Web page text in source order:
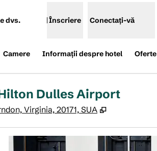
dvs. Înscriere Conectați-vă
Camere Informații despre hotel Oferte
Dulles Airport
Virginia, 20171, SUA ,